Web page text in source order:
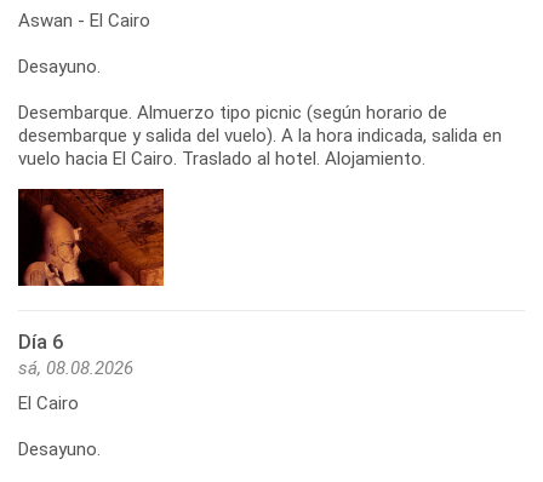
Aswan - El Cairo
Desayuno.
Desembarque. Almuerzo tipo picnic (según horario de
desembarque y salida del vuelo). A la hora indicada, salida en
vuelo hacia El Cairo. Traslado al hotel. Alojamiento.
Día 6
sá, 08.08.2026
El Cairo
Desayuno.